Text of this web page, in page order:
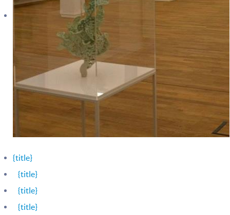
{title}
{title}
{title}
{title}